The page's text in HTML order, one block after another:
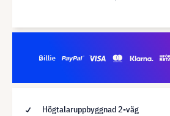
Högtalaruppbyggnad 2-väg